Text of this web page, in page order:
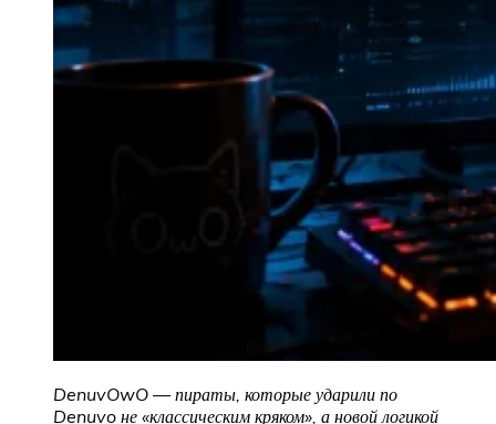
DenuvOwO — пираты, которые ударили по
Denuvo не «классическим кряком», а новой логикой